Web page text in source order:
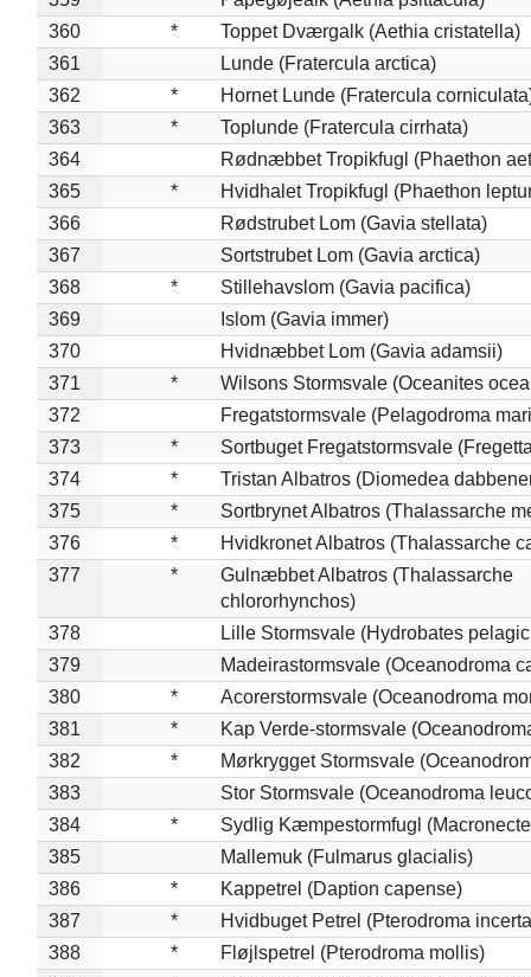
360
*
Toppet Dværgalk (Aethia cristatella)
361
Lunde (Fratercula arctica)
362
*
Hornet Lunde (Fratercula
363
*
Toplunde (Fratercula cirrhata)
364
Rødnæbbet Tropikfugl (Phaethon
365
*
Hvidhalet Tropikfugl (Phaethon
366
Rødstrubet Lom (Gavia stellata)
367
Sortstrubet Lom (Gavia arctica)
368
*
Stillehavslom (Gavia pacifica)
369
Islom (Gavia immer)
370
Hvidnæbbet Lom (Gavia adamsii)
371
*
Wilsons Stormsvale (Oceanites
372
Fregatstormsvale (Pelagodroma
373
*
Sortbuget Fregatstormsvale
374
*
Tristan Albatros (Diomedea
375
*
Sortbrynet Albatros (Thalassarche
376
*
Hvidkronet Albatros (Thalassarche
377
*
Gulnæbbet Albatros (Thalassarche
chlororhynchos)
378
Lille Stormsvale (Hydrobates
379
Madeirastormsvale (Oceanodroma
380
*
Acorerstormsvale (Oceanodroma
381
*
Kap Verde-stormsvale
382
*
Mørkrygget Stormsvale
383
Stor Stormsvale (Oceanodroma
384
*
Sydlig Kæmpestormfugl
385
Mallemuk (Fulmarus glacialis)
386
*
Kappetrel (Daption capense)
387
*
Hvidbuget Petrel (Pterodroma
388
*
Fløjlspetrel (Pterodroma mollis)